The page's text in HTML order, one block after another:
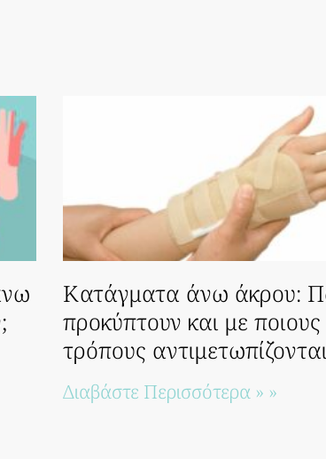
Κατάγματα άνω άκρου:
προκύπτουν και με ποιους
τρόπους
Διαβάστε Περισσότερα » »